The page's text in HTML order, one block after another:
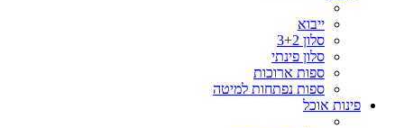
ייבוא
סלון 3+2
סלון פינתי
ספות ארוכות
ספות נפתחות למיטה
פינות אוכל